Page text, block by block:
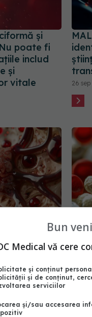
și
poate fi
includ
și
vitale
26 sep
Nu reușim
cu
Bun
Medical vă cere
și conținut
și de conținut,
serviciilor
și/sau accesarea